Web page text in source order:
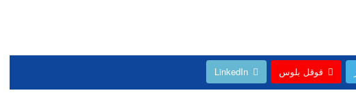
قوقل بلوس LinkedIn